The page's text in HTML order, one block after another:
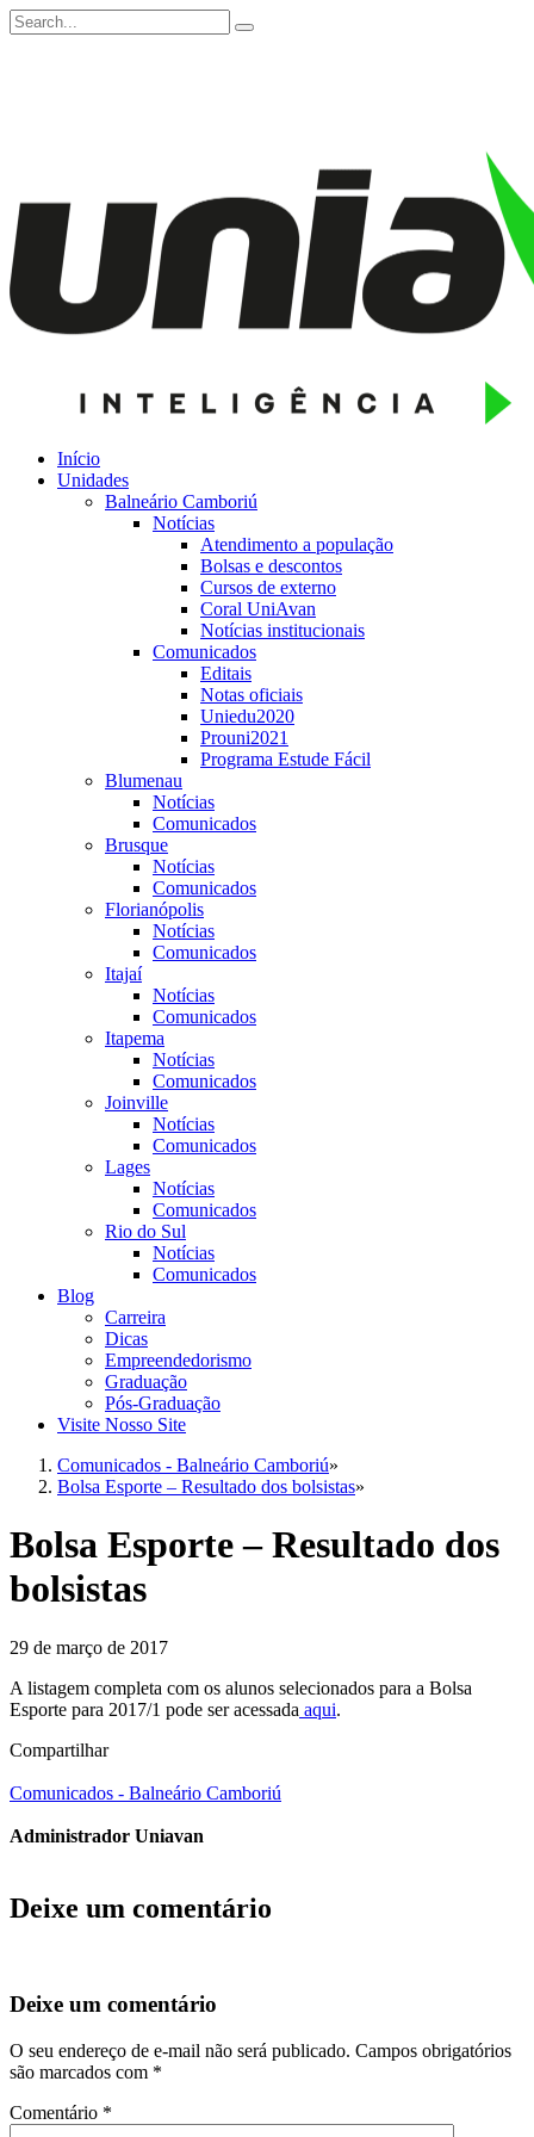
Início
Unidades
Balneário Camboriú
Notícias
Atendimento a população
Bolsas e descontos
Cursos de externo
Coral UniAvan
Notícias institucionais
Comunicados
Editais
Notas oficiais
Uniedu2020
Prouni2021
Programa Estude Fácil
Blumenau
Notícias
Comunicados
Brusque
Notícias
Comunicados
Florianópolis
Notícias
Comunicados
Itajaí
Notícias
Comunicados
Itapema
Notícias
Comunicados
Joinville
Notícias
Comunicados
Lages
Notícias
Comunicados
Rio do Sul
Notícias
Comunicados
Blog
Carreira
Dicas
Empreendedorismo
Graduação
Pós-Graduação
Visite Nosso Site
Comunicados - Balneário Camboriú»
Bolsa Esporte – Resultado dos bolsistas»
Bolsa Esporte – Resultado dos
bolsistas
29 de março de 2017
A listagem completa com os alunos selecionados para a Bolsa
Esporte para 2017/1 pode ser acessada aqui.
Compartilhar
Comunicados - Balneário Camboriú
Administrador Uniavan
Deixe um comentário
Deixe um comentário
O seu endereço de e-mail não será publicado. Campos obrigatórios
são marcados com *
Comentário *